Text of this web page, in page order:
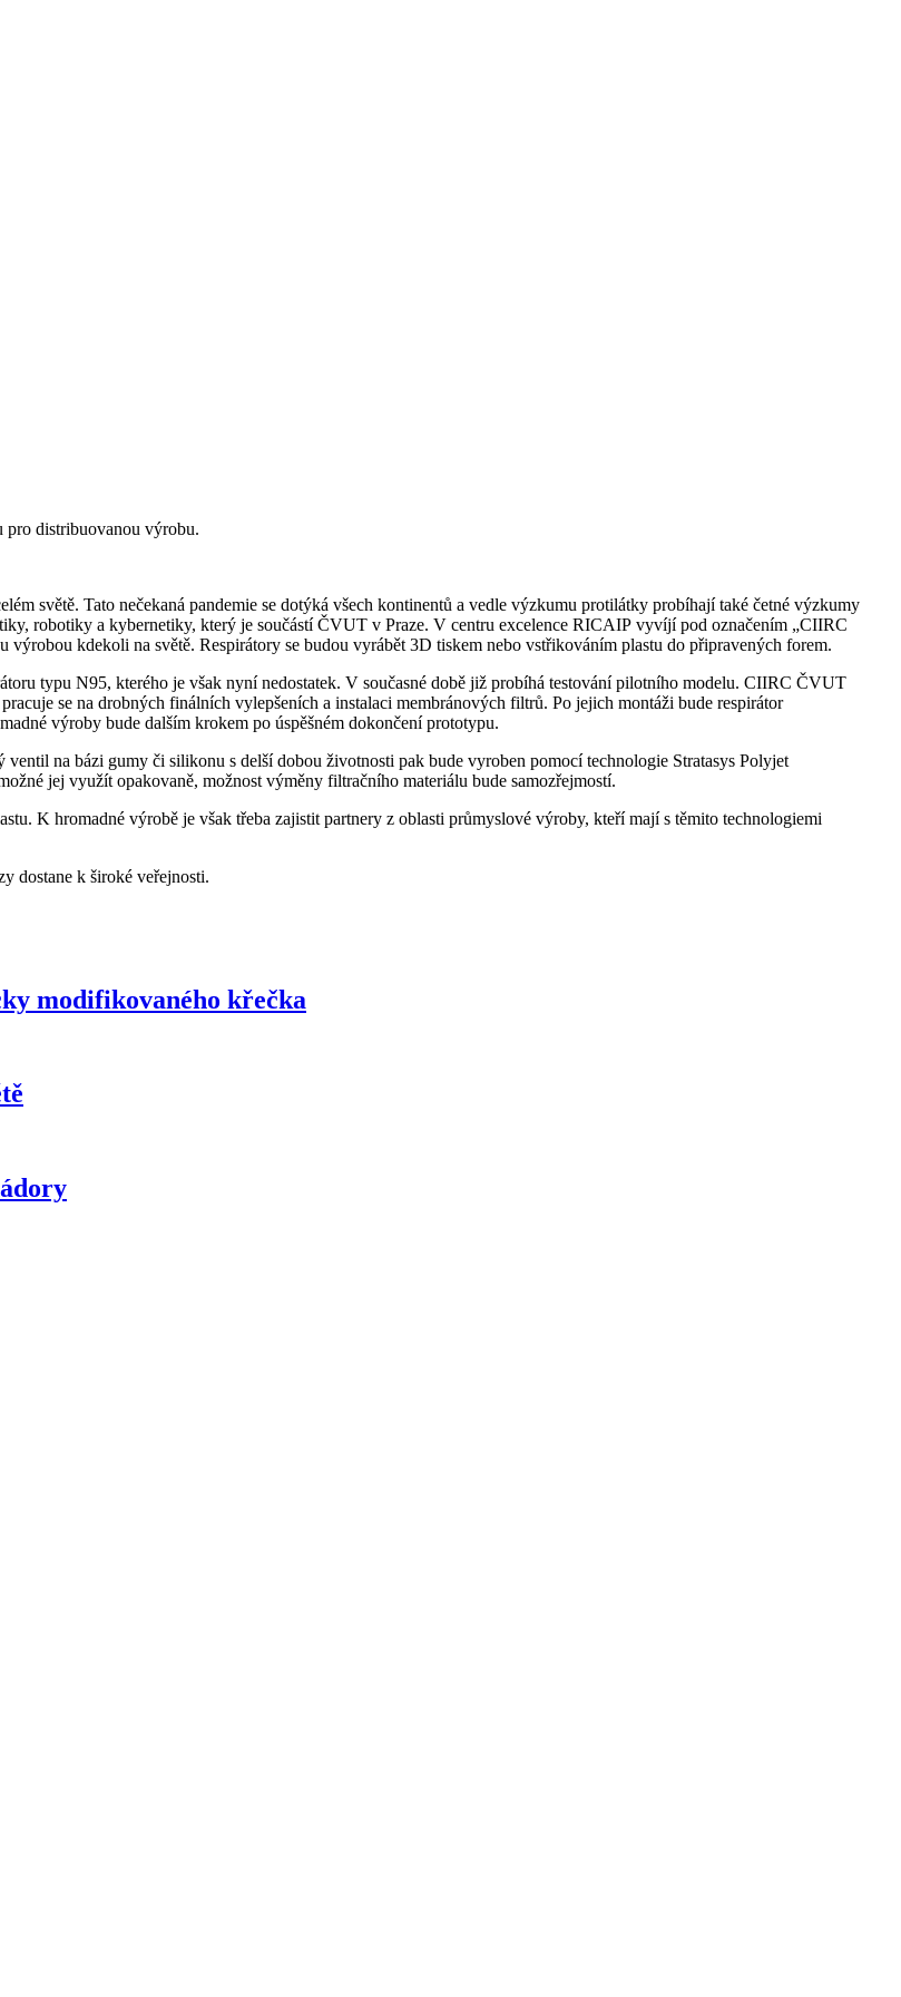
distribuovanou výrobu.
světě. Tato nečekaná pandemie se dotýká všech kontinentů a vedle výzkumu protilátky probíhají také četné výzkumy
robotiky a kybernetiky, který je součástí ČVUT v Praze. V centru excelence RICAIP vyvíjí pod označením „CIIRC
kdekoli na světě. Respirátory se budou vyrábět 3D tiskem nebo vstřikováním plastu do připravených forem.
typu N95, kterého je však nyní nedostatek. V současné době již probíhá testování pilotního modelu. CIIRC ČVUT
se na drobných finálních vylepšeních a instalaci membránových filtrů. Po jejich montáži bude respirátor
výroby bude dalším krokem po úspěšném dokončení prototypu.
na bázi gumy či silikonu s delší dobou životnosti pak bude vyroben pomocí technologie Stratasys Polyjet
jej využít opakovaně, možnost výměny filtračního materiálu bude samozřejmostí.
K hromadné výrobě je však třeba zajistit partnery z oblasti průmyslové výroby, kteří mají s těmito technologiemi
dostane k široké veřejnosti.
modifikovaného křečka